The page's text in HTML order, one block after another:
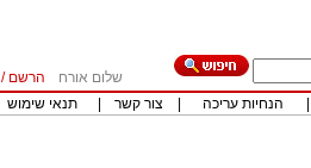
שלום אורח הרשם /
הנחיות עריכה צור קשר תנאי שימוש